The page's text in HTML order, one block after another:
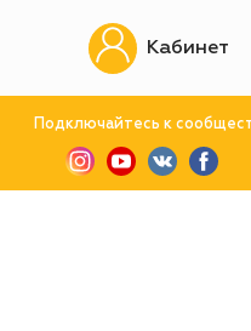
Подключайтесь к
Кабинет